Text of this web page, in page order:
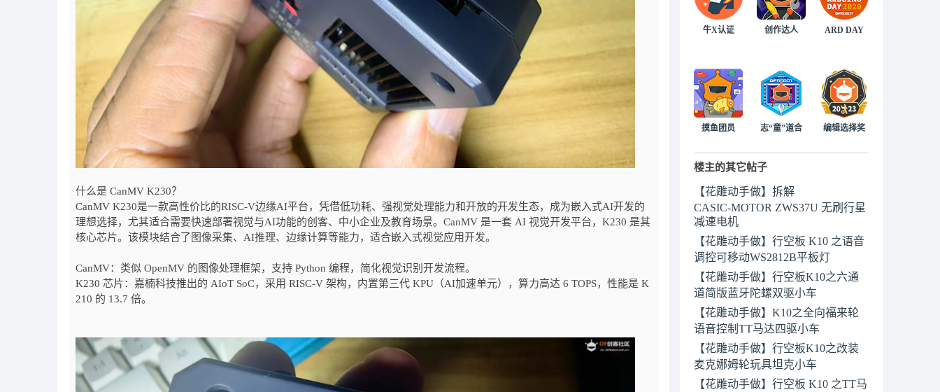
什么是 CanMV K230？
CanMV K230是一款高性价比的RISC-V边缘AI平台，凭借低功耗、强视觉处理能力和开放的开发生态，成为嵌入式AI开发的
理想选择，尤其适合需要快速部署视觉与AI功能的创客、中小企业及教育场景。CanMV 是一套 AI 视觉开发平台，K230 是其
核心芯片。该模块结合了图像采集、AI推理、边缘计算等能力，适合嵌入式视觉应用开发。
CanMV：类似 OpenMV 的图像处理框架，支持 Python 编程，简化视觉识别开发流程。
K230 芯片：嘉楠科技推出的 AIoT SoC，采用 RISC-V 架构，内置第三代 KPU（AI加速单元），算力高达 6 TOPS，性能是 K
210 的 13.7 倍。
牛X认证 创作达人 ARD DAY
摸鱼团员 志“童”道合 编辑选择奖
楼主的其它帖子
【花雕动手做】拆解
CASIC‑MOTOR ZWS37U 无刷行星
减速电机
【花雕动手做】行空板 K10 之语音
调控可移动WS2812B平板灯
【花雕动手做】行空板K10之六通
道简版蓝牙陀螺双驱小车
【花雕动手做】K10之全向福来轮
语音控制TT马达四驱小车
【花雕动手做】行空板K10之改装
麦克娜姆轮玩具坦克小车
【花雕动手做】行空板 K10 之TT马